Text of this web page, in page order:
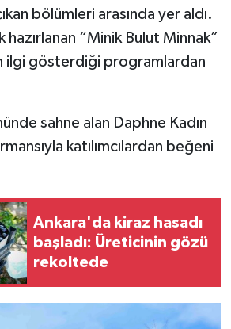
bölümleri arasında yer aldı.
“Minik Bulut Minnak”
ilgi gösterdiği programlardan
sahne alan Daphne Kadın
katılımcılardan beğeni
Ankara'da kiraz hasadı
başladı: Üreticinin gözü
rekoltede